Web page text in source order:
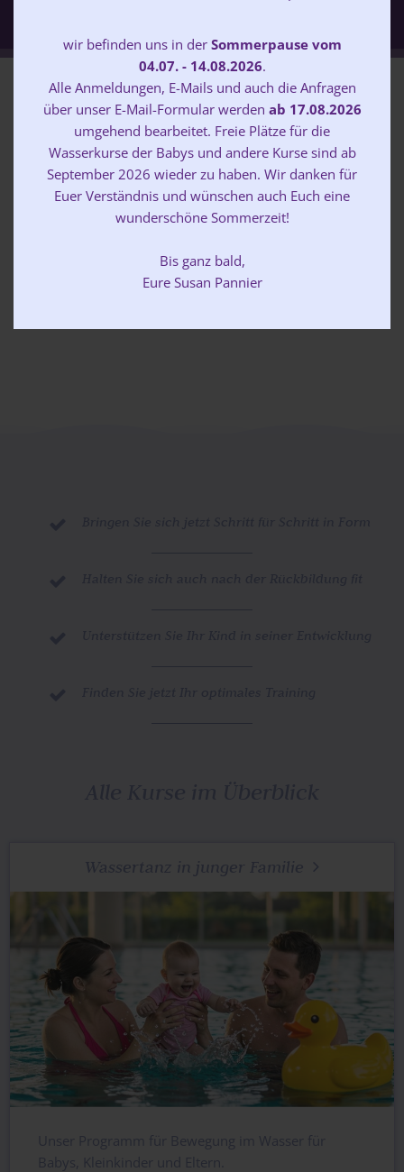
wir befinden uns in der Sommerpause vom
04.07. - 14.08.2026.
Alle Anmeldungen, E-Mails und auch die Anfragen
über unser E-Mail-Formular werden ab 17.08.2026
umgehend bearbeitet. Freie Plätze für die
Wasserkurse der Babys und andere Kurse sind ab
September 2026 wieder zu haben. Wir danken für
Euer Verständnis und wünschen auch Euch eine
wunderschöne Sommerzeit!
Bis ganz bald,
Eure Susan Pannier
Sie wollen heute schon ein Gefühl
bekommen, was Sie bei uns erwartet?
Diese Rezensionen haben
unsere lieben Familien und
Teilnehmer über uns
geschrieben ...
Wassertanz in junger Familie 
Unser Programm für Bewegung im Wasser für
Babys, Kleinkinder und Eltern.